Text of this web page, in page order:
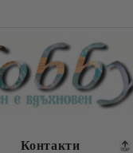
Контакти